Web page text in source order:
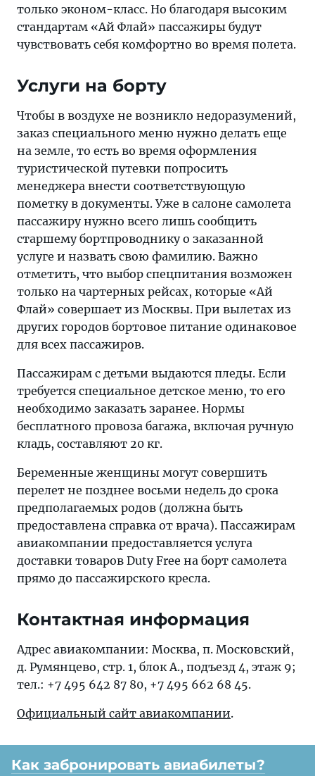
только эконом-класс. Но благодаря высоким
стандартам «Ай Флай» пассажиры будут
чувствовать себя комфортно во время полета.
Услуги на борту
Чтобы в воздухе не возникло недоразумений,
заказ специального меню нужно делать еще
на земле, то есть во время оформления
туристической путевки попросить
менеджера внести соответствующую
пометку в документы. Уже в салоне самолета
пассажиру нужно всего лишь сообщить
старшему бортпроводнику о заказанной
услуге и назвать свою фамилию. Важно
отметить, что выбор спецпитания возможен
только на чартерных рейсах, которые «Ай
Флай» совершает из Москвы. При вылетах из
других городов бортовое питание одинаковое
для всех пассажиров.
Пассажирам с детьми выдаются пледы. Если
требуется специальное детское меню, то его
необходимо заказать заранее. Нормы
бесплатного провоза багажа, включая ручную
кладь, составляют 20 кг.
Беременные женщины могут совершить
перелет не позднее восьми недель до срока
предполагаемых родов (должна быть
предоставлена справка от врача). Пассажирам
авиакомпании предоставляется услуга
доставки товаров Duty Free на борт самолета
прямо до пассажирского кресла.
Контактная информация
Адрес авиакомпании: Москва, п. Московский,
д. Румянцево, стр. 1, блок А., подъезд 4, этаж 9;
тел.: +7 495 642 87 80, +7 495 662 68 45.
Официальный сайт авиакомпании.
Как забронировать авиабилеты?